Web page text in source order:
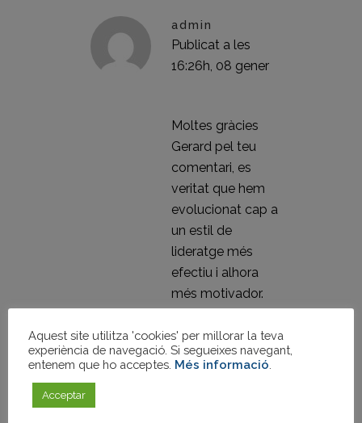
admin
Publicat a les
16:26h, 08 gener
Moltes gràcies
Gerard pel teu
comentari, es
veritat que hem
evolucionat cap a
un estil de
lideratge més
efectiu i alhora
més motivador.
Aquest site utilitza 'cookies' per millorar la teva
experiència de navegació. Si segueixes navegant,
entenem que ho acceptes. Més informació
Acceptar